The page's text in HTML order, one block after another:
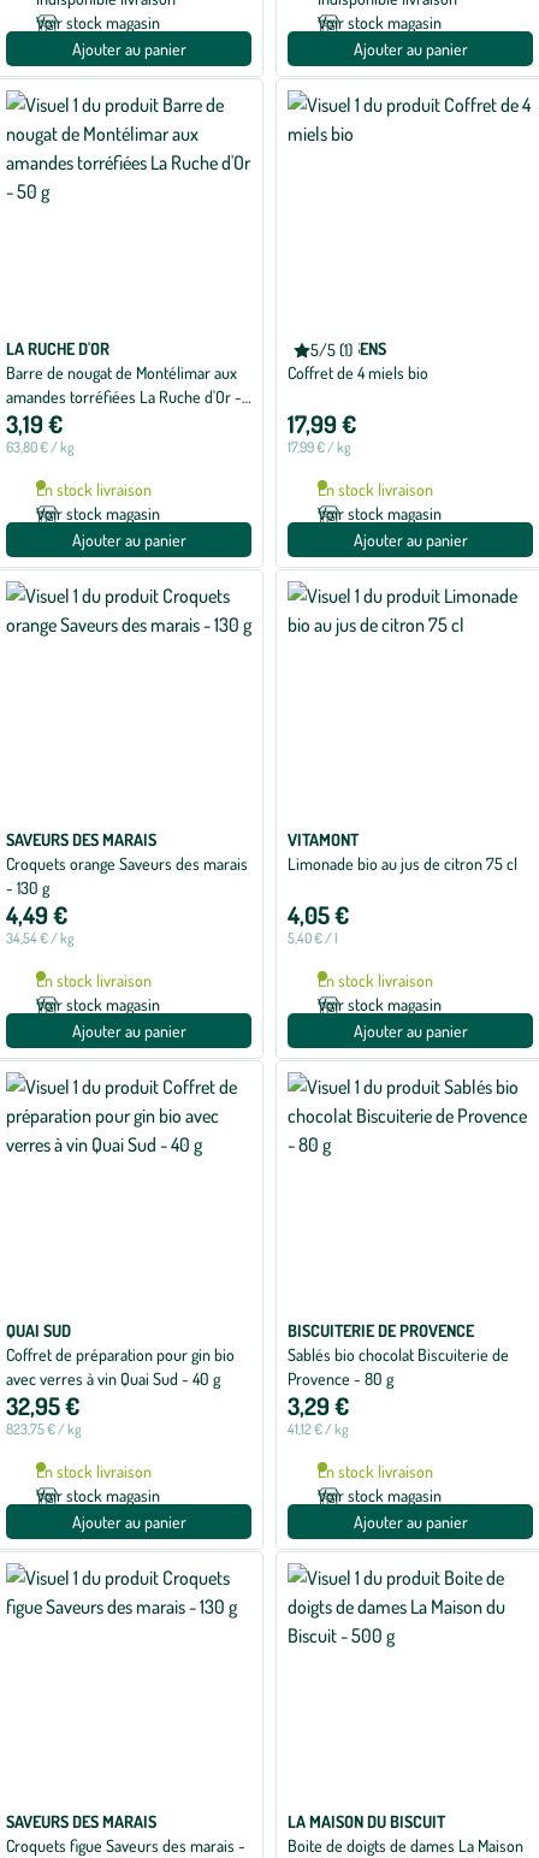
Voir stock magasin
Ajouter au panier
Voir stock magasin
Ajouter au panier
LA RUCHE D'OR
Barre de nougat de Montélimar aux
amandes torréfiées La Ruche d'Or -
50 g
3,19 €
63,80 € / kg
En stock livraison
Voir stock magasin
Ajouter au panier
5/5 (1)
Note
moyenne
sur
5
avec
SAVOR & SENS
Coffret de 4 miels bio
17,99 €
17,99 € / kg
En stock livraison
Voir stock magasin
Ajouter au panier
SAVEURS DES MARAIS
Croquets orange Saveurs des marais
- 130 g
4,49 €
34,54 € / kg
En stock livraison
Voir stock magasin
Ajouter au panier
VITAMONT
Limonade bio au jus de citron 75 cl
4,05 €
5,40 € / l
En stock livraison
Voir stock magasin
Ajouter au panier
QUAI SUD
Coffret de préparation pour gin bio
avec verres à vin Quai Sud - 40 g
32,95 €
823,75 € / kg
En stock livraison
Voir stock magasin
Ajouter au panier
BISCUITERIE DE PROVENCE
Sablés bio chocolat Biscuiterie de
Provence - 80 g
3,29 €
41,12 € / kg
En stock livraison
Voir stock magasin
Ajouter au panier
SAVEURS DES MARAIS
Croquets figue Saveurs des marais -
LA MAISON DU BISCUIT
Boite de doigts de dames La Maison